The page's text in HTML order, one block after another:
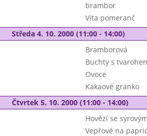
brambor
Vita pomeranč
Středa 4. 10. 2000 (11:00 - 14:00)
Bramborová
Buchty s
Ovoce
Kakaové granko
Čtvrtek 5. 10. 2000 (11:00 - 14:00)
Hovězí se
Vepřové na